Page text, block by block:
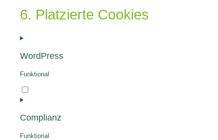
6. Platzierte Cookies
WordPress
Funktional
Consent
to
wordpress
Complianz
Funktional